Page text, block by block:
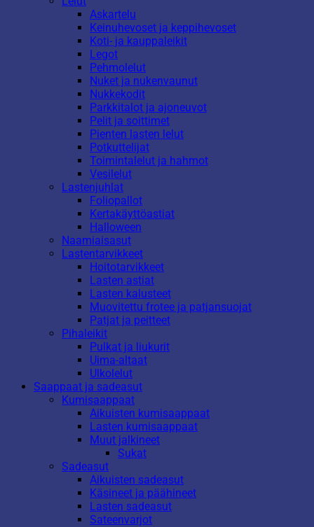
Askartelu
Keinuhevoset ja keppihevoset
Koti- ja kauppaleikit
Legot
Pehmolelut
Nuket ja nukenvaunut
Nukkekodit
Parkkitalot ja ajoneuvot
Pelit ja soittimet
Pienten lasten lelut
Potkuttelijat
Toimintalelut ja hahmot
Vesilelut
Lastenjuhlat
Foliopallot
Kertakäyttöastiat
Halloween
Naamiaisasut
Lastentarvikkeet
Hoitotarvikkeet
Lasten astiat
Lasten kalusteet
Muovitettu frotee ja patjansuojat
Patjat ja peitteet
Pihaleikit
Pulkat ja liukurit
Uima-altaat
Ulkolelut
Saappaat ja sadeasut
Kumisaappaat
Aikuisten kumisaappaat
Lasten kumisaappaat
Muut jalkineet
Sukat
Sadeasut
Aikuisten sadeasut
Käsineet ja päähineet
Lasten sadeasut
Sateenvarjot